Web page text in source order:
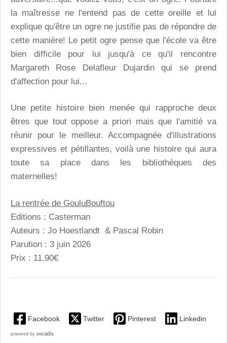
la maîtresse ne l'entend pas de cette oreille et lui
explique qu'être un ogre ne justifie pas de répondre de
cette manière! Le petit ogre pense que l'école va être
bien difficile pour lui jusqu'à ce qu'il rencontre
Margareth Rose Delafleur Dujardin qui se prend
d'affection pour lui...
Une petite histoire bien menée qui rapproche deux
êtres que tout oppose a priori mais que l'amitié va
réunir pour le meilleur. Accompagnée d'illustrations
expressives et pétillantes, voilà une histoire qui aura
toute sa place dans les bibliothèques des
maternelles!
La rentrée de GouluBouftou
Editions : Casterman
Auteurs : Jo Hoestlandt & Pascal Robin
Parution : 3 juin 2026
Prix : 11.90€
Facebook Twitter Pinterest Linkedin
powered by social2s